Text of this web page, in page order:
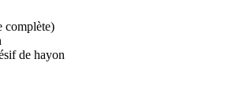
complète)
de hayon